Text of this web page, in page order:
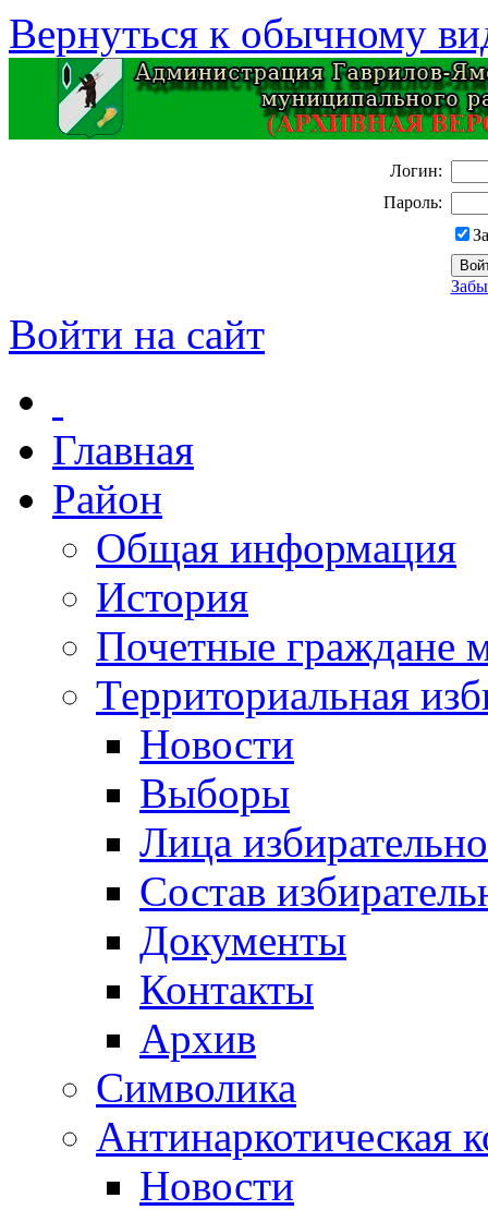
Вернуться к обычному
Логин:
Пароль:
Войти на сайт
Главная
Район
Общая информация
История
Почетные граждане
Территориальная
Новости
Выборы
Лица
Состав
Документы
Контакты
Архив
Символика
Антинаркотическая
Новости